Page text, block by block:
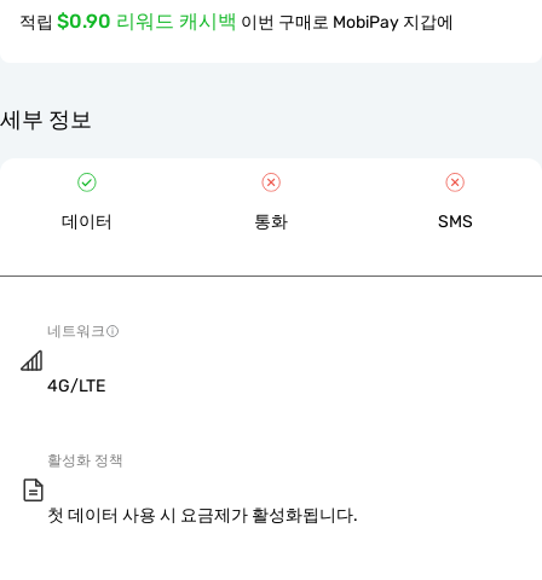
적립 $0.90 리워드 캐시백 이번 구매로 MobiPay 지갑에
세부 정보
데이터 통화 SMS
네트워크
4G/LTE
활성화 정책
첫 데이터 사용 시 요금제가 활성화됩니다.